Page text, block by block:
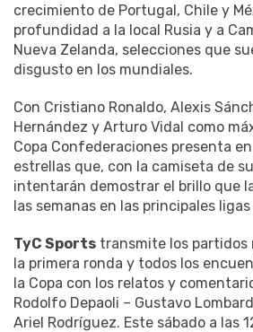
crecimiento de Portugal, Chile y
profundidad a la local Rusia y a
Nueva Zelanda, selecciones que
disgusto en los mundiales.
Con Cristiano Ronaldo, Alexis
Hernández y Arturo Vidal como
Copa Confederaciones presenta
estrellas que, con la camiseta de
intentarán demostrar el brillo que
las semanas en las principales
TyC Sports transmite los partidos
la primera ronda y todos los
la Copa con los relatos y
Rodolfo Depaoli – Gustavo
Ariel Rodríguez. Este sábado a las